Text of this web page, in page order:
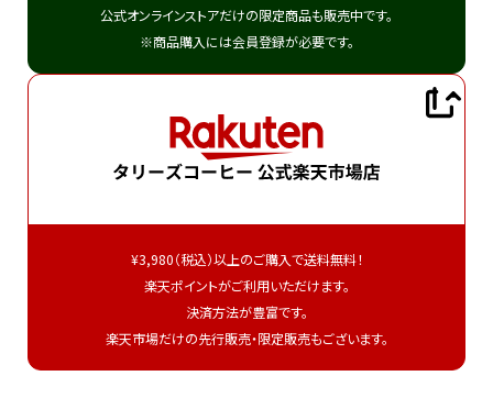
公式オンラインストアだけの限定商品も販売中です。
※商品購入には会員登録が必要です。
¥3,980（税込）以上のご購入で送料無料！
楽天ポイントがご利用いただけます。
決済方法が豊富です。
楽天市場だけの先行販売・限定販売もございます。